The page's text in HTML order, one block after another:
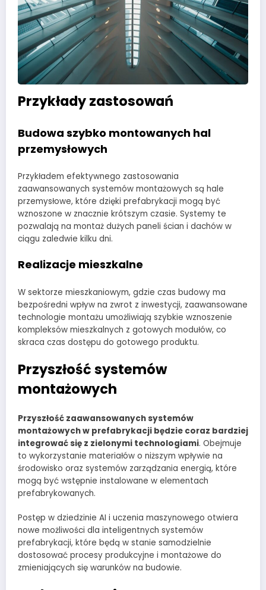
Przykłady zastosowań
Budowa szybko montowanych hal
przemysłowych
Przykładem efektywnego zastosowania
zaawansowanych systemów montażowych są hale
przemysłowe, które dzięki prefabrykacji mogą być
wznoszone w znacznie krótszym czasie. Systemy te
pozwalają na montaż dużych paneli ścian i dachów w
ciągu zaledwie kilku dni.
Realizacje mieszkalne
W sektorze mieszkaniowym, gdzie czas budowy ma
bezpośredni wpływ na zwrot z inwestycji, zaawansowane
technologie montażu umożliwiają szybkie wznoszenie
kompleksów mieszkalnych z gotowych modułów, co
skraca czas dostępu do gotowego produktu.
Przyszłość systemów
montażowych
Przyszłość zaawansowanych systemów
montażowych w prefabrykacji będzie coraz bardziej
integrować się z zielonymi technologiami. Obejmuje
to wykorzystanie materiałów o niższym wpływie na
środowisko oraz systemów zarządzania energią, które
mogą być wstępnie instalowane w elementach
prefabrykowanych.
Postęp w dziedzinie AI i uczenia maszynowego otwiera
nowe możliwości dla inteligentnych systemów
prefabrykacji, które będą w stanie samodzielnie
dostosować procesy produkcyjne i montażowe do
zmieniających się warunków na budowie.